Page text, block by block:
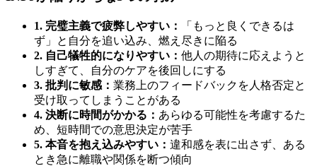
1. 完璧主義で疲弊しやすい：
「もっと良くできるは
ず」と自分を追い込み、燃え尽きに陥る
2. 自己犠牲的になりやすい： 他人の期待に応えようと
しすぎて、自分のケアを後回しにする
3. 批判に敏感： 業務上のフィードバックを人格否定と
受け取ってしまうことがある
4. 決断に時間がかかる： あらゆる可能性を考慮するた
め、短時間での意思決定が苦手
5. 本音を抱え込みやすい： 違和感を表に出さず、ある
とき急に離職や関係を断つ傾向